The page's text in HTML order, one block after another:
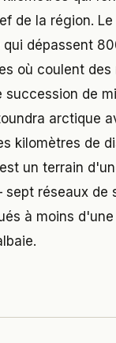
de la région.
dépassent
où coulent des
succession de
arctique
kilomètres de
un terrain
réseaux de
à moins